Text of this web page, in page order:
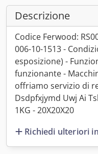
Descrizione
Codice Ferwood:
006-10-1513 -
esposizione) -
funzionante -
offriamo servizio di
Dsdpfxjymd Uwj Ai
1KG - 20X20X20
Richiedi ulteriori